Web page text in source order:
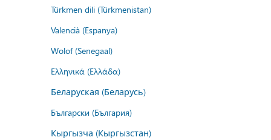
Türkmen dili (Türkmenistan)
Valencià (Espanya)
Wolof (Senegaal)
Ελληνικά (Ελλάδα)
Беларуская (Беларусь)
Български (България)
Кыргызча (Кыргызстан)